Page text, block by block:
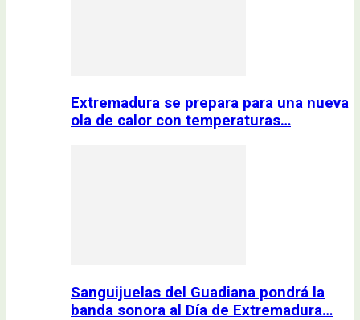
Extremadura se prepara para una nueva
ola de calor con temperaturas…
Sanguijuelas del Guadiana pondrá la
banda sonora al Día de Extremadura…